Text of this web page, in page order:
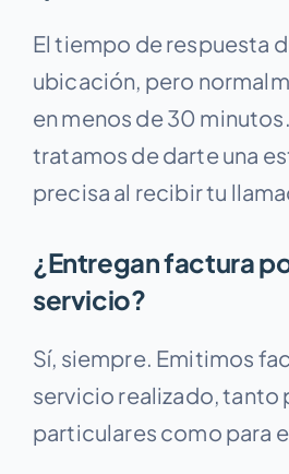
El tiempo de respuesta
ubicación, pero
en menos de 30
tratamos de darte una
precisa al recibir tu
¿Entregan factura
servicio?
Sí, siempre. Emitimos
servicio realizado, tanto
particulares como para